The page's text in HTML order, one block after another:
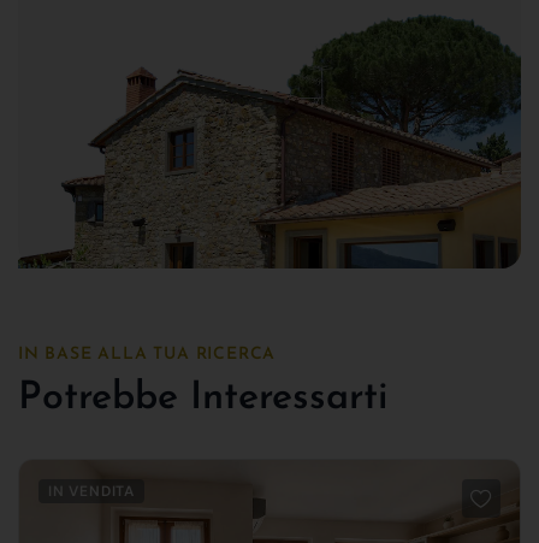
IN BASE ALLA TUA RICERCA
Potrebbe Interessarti
IN VENDITA